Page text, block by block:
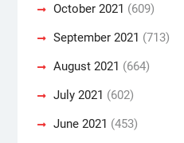
October 2021 (609)
September 2021 (713)
August 2021 (664)
July 2021 (602)
June 2021 (453)